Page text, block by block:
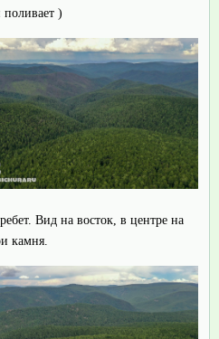
)
Вид на восток, в центре на
камня.